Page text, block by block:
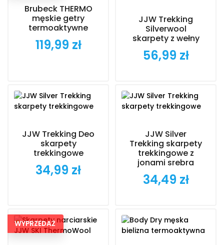
Brubeck THERMO
męskie getry
termoaktywne
Cena
119,99 zł
JJW Trekking
Silverwool
skarpety z wełny
Cena
56,99 zł
JJW Trekking Deo
skarpety
trekkingowe
Cena
34,99 zł
JJW Silver
Trekking skarpety
trekkingowe z
jonami srebra
Cena
34,49 zł
WYPRZEDAŻ